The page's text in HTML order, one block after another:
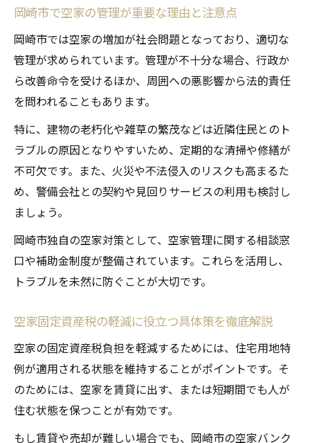
岡崎市で相続空家の管理に役立つ知識集
相続空家の売却や賃貸で注意すべき税金面
岡崎市で空家の管理が重要な理由と注意点
岡崎市では空家の増加が社会問題となっており、適切な
管理が求められています。管理が不十分な場合、行政か
ら改善命令を受けるほか、周囲への悪影響から法的責任
を問われることもあります。
特に、建物の老朽化や雑草の繁茂などは近隣住民とのト
ラブルの原因となりやすいため、定期的な清掃や修繕が
不可欠です。また、火災や不法侵入のリスクも高まるた
め、警備会社との契約や見回りサービスの利用も検討し
ましょう。
岡崎市独自の空家対策として、空家管理に関する相談窓
口や補助金制度が整備されています。これらを活用し、
トラブルを未然に防ぐことが大切です。
空家固定資産税の軽減に役立つ具体策を徹底解説
空家の固定資産税負担を軽減するためには、住宅用地特
例が適用される状態を維持することがポイントです。そ
のためには、空家を賃貸に出す、または短期間でも人が
住む状態を保つことが有効です。
もし賃貸や売却が難しい場合でも、岡崎市の空家バンク